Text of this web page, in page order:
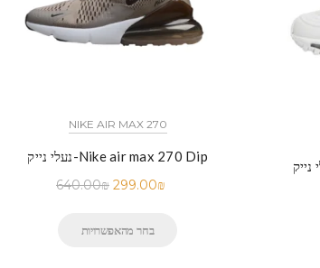
NIKE AIR MAX 270
נעלי נייק-Nike air max 270 Dip
640.00₪ 299.00₪
בחר מהאפשרויות